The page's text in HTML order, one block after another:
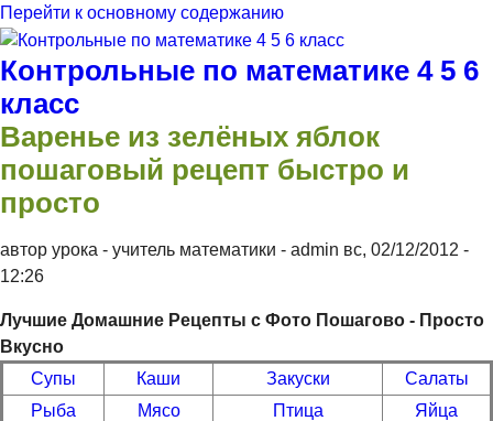
Перейти к основному содержанию
Контрольные по математике 4 5 6
класс
Варенье из зелёных яблок
пошаговый рецепт быстро и
просто
автор урока - учитель математики - admin вс, 02/12/2012 -
12:26
Лучшие Домашние Рецепты с Фото Пошагово - Просто
Вкусно
Супы
Каши Закуски
Салаты
Рыба
Мясо Птица
Яйца